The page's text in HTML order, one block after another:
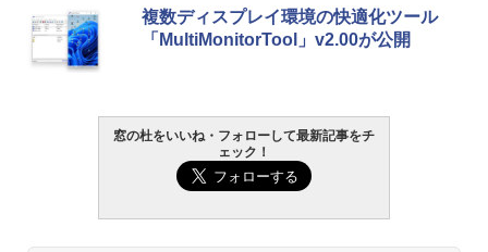
複数ディスプレイ環境の快適化ツール
「MultiMonitorTool」v2.00が公開
窓の杜をいいね・フォローして最新記事をチ
ェック！